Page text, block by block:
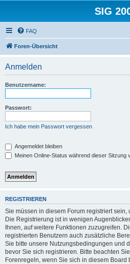
SIG
FAQ
Foren-Übersicht
Anmelden
Benutzername:
Passwort:
Ich habe mein Passwort vergessen
Angemeldet bleiben
Meinen Online-Status während dieser Sitzung
REGISTRIEREN
Sie müssen in diesem Forum registriert sein,
Die Registrierung ist in wenigen
Ihnen, auf weitere Funktionen zuzugreifen.
registrierten Benutzern auch zusätzliche
Sie bitte unsere Nutzungsbedingungen und
bevor Sie sich registrieren. Bitte beachten
Forenregeln, wenn Sie sich in diesem Board